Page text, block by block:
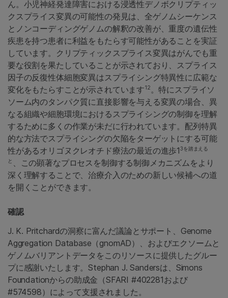
ん。小児神経発達障害における浸透性デノボクリプティッ
クスプライス変異の可能性の発見は、全ゲノムシーケンス
とノンコーディングゲノムの解釈の改善が、重度の遺伝性
疾患を持つ患者に利益をもたらす可能性があることを実証
しています。クリプティックスプライス変異はがんでも重
要な役割を果たしていることが示されており、スプライス
因子の反復性体細胞変異はスプライシング特異性に広範な
変化をもたらすことが示されています12。特にスプライソ
ソーム内のタンパク質に直接影響を与える変異の場合、異
なる組織や細胞環境におけるスプライシングの制御を理解
するために多くの作業が未だに行われています。配列特異
的な方法でスプライシングの欠陥をターゲットにする可能
性があるオリゴヌクレオチド療法の最近の進歩13を踏まえる
と 、この顕著なプロセスを制御する制御メカニズムをより
深く理解することで、治療介入のための新しい候補への道
を開くことができます。
確認
J. K. Pritchardの洞察に富んだ議論とサポート、Genome
Aggregation Database（gnomAD）、およびエクソームと
ゲノムバリアントデータをこのリソースに提供したグルー
プに感謝いたします。Stephan J. Sandersは、Simons
Foundationからの助成金（SFARI #402281および
#574598）によって支援されました。